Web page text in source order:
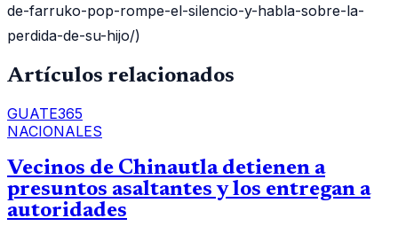
de-farruko-pop-rompe-el-silencio-y-habla-sobre-la-
perdida-de-su-hijo/)
Artículos relacionados
GUATE365
NACIONALES
Vecinos de Chinautla detienen a
presuntos asaltantes y los entregan a
autoridades